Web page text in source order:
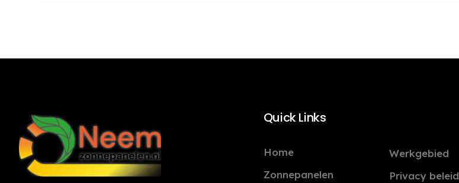
Quick Links
Home
Zonnepanelen
Werkgebied
Privacy beleid